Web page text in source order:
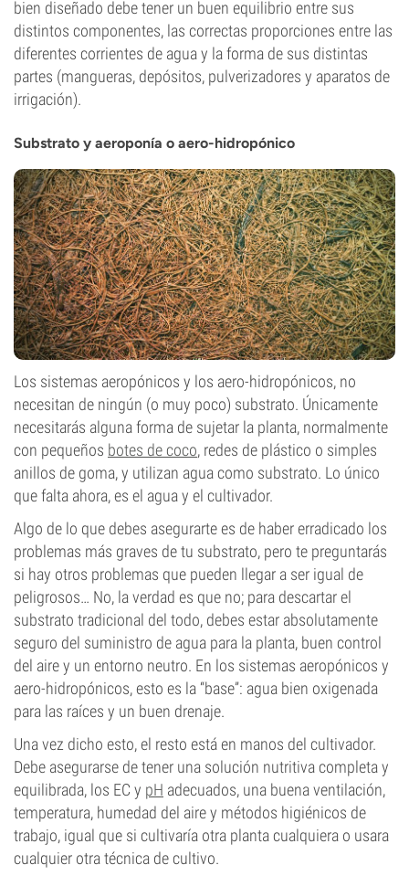
bien diseñado debe tener un buen equilibrio entre sus
distintos componentes, las correctas proporciones entre las
diferentes corrientes de agua y la forma de sus distintas
partes (mangueras, depósitos, pulverizadores y aparatos de
irrigación).
Substrato y aeroponía o aero-hidropónico
Los sistemas aeropónicos y los aero-hidropónicos, no
necesitan de ningún (o muy poco) substrato. Únicamente
necesitarás alguna forma de sujetar la planta, normalmente
con pequeños botes de coco, redes de plástico o simples
anillos de goma, y utilizan agua como substrato. Lo único
que falta ahora, es el agua y el cultivador.
Algo de lo que debes asegurarte es de haber erradicado los
problemas más graves de tu substrato, pero te preguntarás
si hay otros problemas que pueden llegar a ser igual de
peligrosos… No, la verdad es que no; para descartar el
substrato tradicional del todo, debes estar absolutamente
seguro del suministro de agua para la planta, buen control
del aire y un entorno neutro. En los sistemas aeropónicos y
aero-hidropónicos, esto es la “base”: agua bien oxigenada
para las raíces y un buen drenaje.
Una vez dicho esto, el resto está en manos del cultivador.
Debe asegurarse de tener una solución nutritiva completa y
equilibrada, los EC y pH adecuados, una buena ventilación,
temperatura, humedad del aire y métodos higiénicos de
trabajo, igual que si cultivaría otra planta cualquiera o usara
cualquier otra técnica de cultivo.